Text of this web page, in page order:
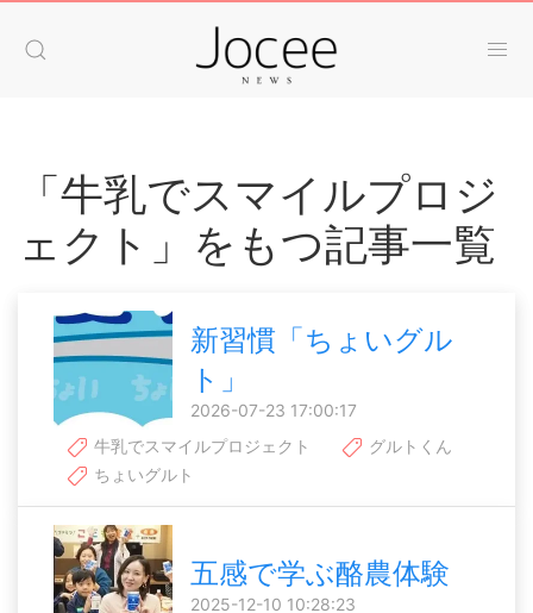
「牛乳でスマイルプロジ
ェクト」をもつ記事一覧
新習慣「ちょいグル
ト」
2026-07-23 17:00:17
牛乳でスマイルプロジェクト
グルトくん
ちょいグルト
五感で学ぶ酪農体験
2025-12-10 10:28:23